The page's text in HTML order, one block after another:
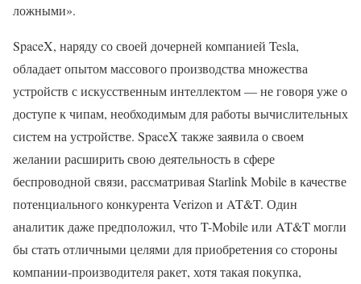
ложными».
SpaceX, наряду со своей дочерней компанией Tesla,
обладает опытом массового производства множества
устройств с искусственным интеллектом — не говоря уже о
доступе к чипам, необходимым для работы вычислительных
систем на устройстве. SpaceX также заявила о своем
желании расширить свою деятельность в сфере
беспроводной связи, рассматривая Starlink Mobile в качестве
потенциального конкурента Verizon и AT&T. Один
аналитик даже предположил, что T-Mobile или AT&T могли
бы стать отличными целями для приобретения со стороны
компании-производителя ракет, хотя такая покупка,